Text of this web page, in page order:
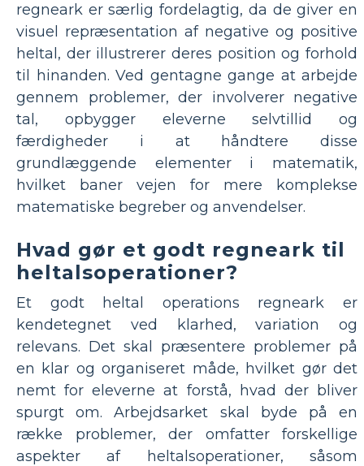
regneark er særlig fordelagtig, da de giver en
visuel repræsentation af negative og positive
heltal, der illustrerer deres position og forhold
til hinanden. Ved gentagne gange at arbejde
gennem problemer, der involverer negative
tal, opbygger eleverne selvtillid og
færdigheder i at håndtere disse
grundlæggende elementer i matematik,
hvilket baner vejen for mere komplekse
matematiske begreber og anvendelser.
Hvad gør et godt regneark til
heltalsoperationer?
Et godt heltal operations regneark er
kendetegnet ved klarhed, variation og
relevans. Det skal præsentere problemer på
en klar og organiseret måde, hvilket gør det
nemt for eleverne at forstå, hvad der bliver
spurgt om. Arbejdsarket skal byde på en
række problemer, der omfatter forskellige
aspekter af heltalsoperationer, såsom